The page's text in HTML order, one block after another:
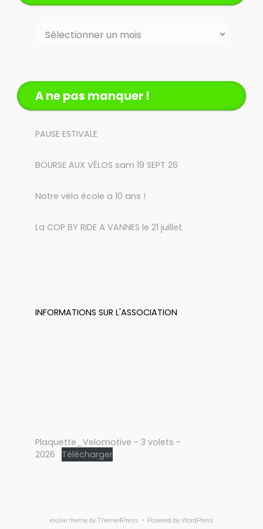
Archives
A ne pas manquer !
PAUSE ESTIVALE
BOURSE AUX VÉLOS sam 19 SEPT 26
Notre vélo école a 10 ans !
La COP BY RIDE A VANNES le 21 juillet
INFORMATIONS SUR L'ASSOCIATION
Plaquette_Velomotive - 3 volets -
2026
Télécharger
evolve theme by Theme4Press • Powered by WordPress